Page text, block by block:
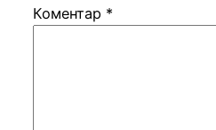
Коментар *